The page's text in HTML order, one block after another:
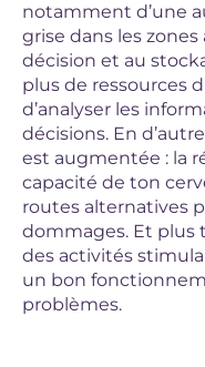
notamment d’une
grise dans les zones
décision et au
plus de ressources
d’analyser les
décisions. En
est augmentée : la
capacité de ton
routes alternatives
dommages. Et plus
des activités
un bon
problèmes.